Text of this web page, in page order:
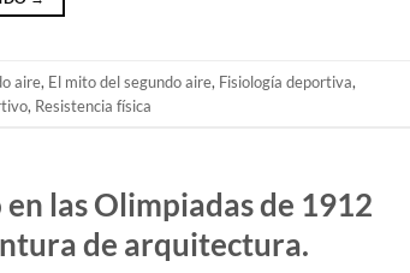
aire, El mito del segundo aire, Fisiología deportiva,
, Resistencia física
las Olimpiadas de 1912
de arquitectura.